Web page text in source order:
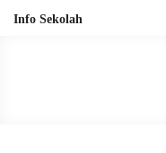
Info Sekolah